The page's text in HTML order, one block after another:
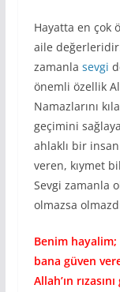
Hayatta en çok
aile
zamanla sevgi
önemli özellik
Namazlarını
geçimini
ahlaklı bir
veren, kıymet
Sevgi zamanla
olmazsa
Benim
bana güven
Allah’ın